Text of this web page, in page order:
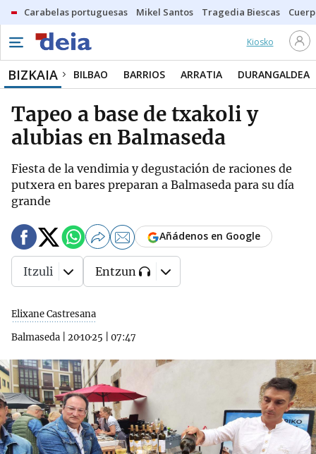
Carabelas portuguesas Mikel Santos Tragedia Biescas
Kiosko
BIZKAIA BILBAO BARRIOS ARRATIA DURANGALDEA
Tapeo a base de txakoli y
alubias en Balmaseda
Fiesta de la vendimia y degustación de raciones de
putxera en bares preparan a Balmaseda para su día
grande
Elixane Castresana
Balmaseda
20·10·25 07:47
Añádenos en Google
Itzuli Entzun